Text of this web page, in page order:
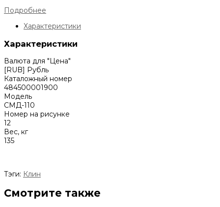
Подробнее
Характеристики
Характеристики
Валюта для "Цена"
[RUB] Рубль
Каталожный номер
484500001900
Модель
СМД-110
Номер на рисунке
12
Вес, кг
135
Тэги: Клин
Смотрите также